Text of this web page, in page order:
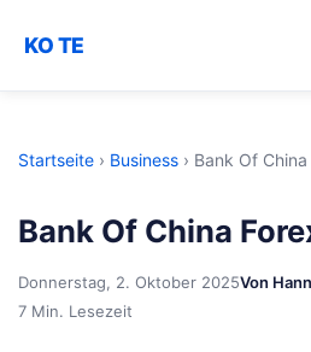
KO TE
Startseite › Business › Bank Of
Bank Of China
Donnerstag, 2. Oktober 2025Von
7 Min. Lesezeit